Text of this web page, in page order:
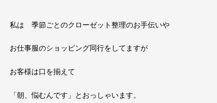
私は 季節ごとのクローゼット整理のお手伝いや
お仕事服のショッピング同行をしてますが
お客様は口を揃えて
「朝、悩むんです」とおっしゃいます。